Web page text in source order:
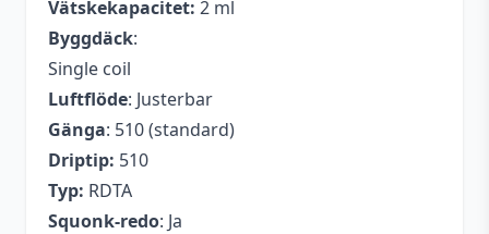
Vätskekapacitet: 2 ml
Byggdäck:
Single coil
Luftflöde: Justerbar
Gänga: 510 (standard)
Driptip: 510
Typ: RDTA
Squonk-redo: Ja